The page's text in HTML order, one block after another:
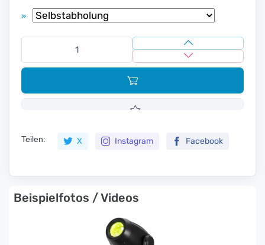
»
Teilen: X Instagram Facebook
Beispielfotos / Videos